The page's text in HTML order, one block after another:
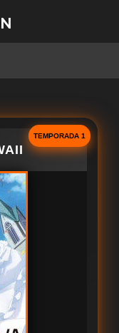
TEMPORADA 1